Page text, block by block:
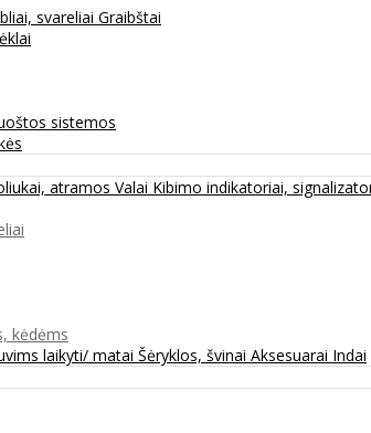
svareliai Graibštai
sistemos
atramos Valai Kibimo indikatoriai,
kėdėms
laikyti/ matai Šėryklos, švinai Aksesuarai Indai